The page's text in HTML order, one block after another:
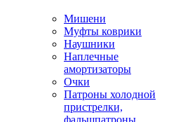
Мишени
Муфты коврики
Наушники
Наплечные
амортизаторы
Очки
Патроны холодной
пристрелки,
фальшпатроны